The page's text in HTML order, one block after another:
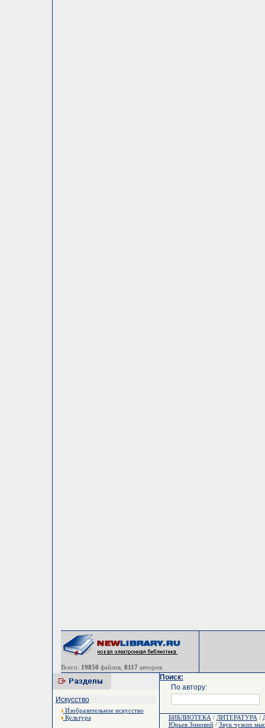
Всего: 19850 файлов, 8117 авторов.
Искусство
Изобразительное искусство
Культура
Поиск:
По автору:
БИБЛИОТЕКА / ЛИТЕРАТУРА /
Юрьев Зиновий/ Звук чужих